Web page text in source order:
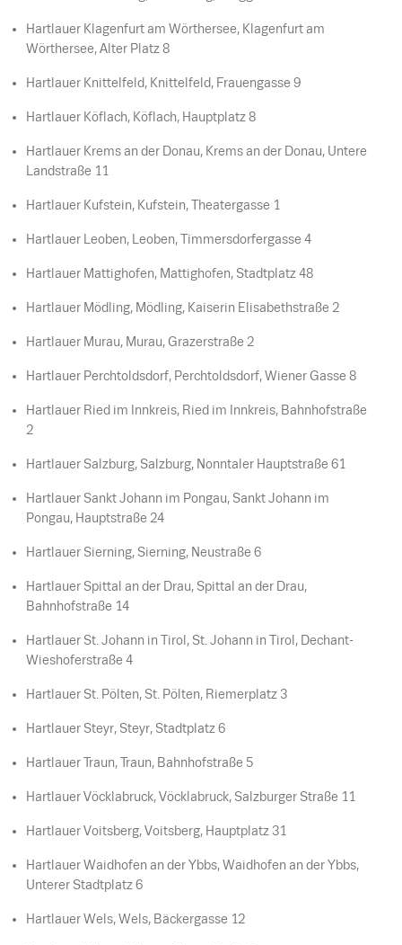
Hartlauer Klagenfurt am Wörthersee, Klagenfurt am
Wörthersee, Alter Platz 8
Hartlauer Knittelfeld, Knittelfeld, Frauengasse 9
Hartlauer Köflach, Köflach, Hauptplatz 8
Hartlauer Krems an der Donau, Krems an der Donau, Untere
Landstraße 11
Hartlauer Kufstein, Kufstein, Theatergasse 1
Hartlauer Leoben, Leoben, Timmersdorfergasse 4
Hartlauer Mattighofen, Mattighofen, Stadtplatz 48
Hartlauer Mödling, Mödling, Kaiserin Elisabethstraße 2
Hartlauer Murau, Murau, Grazerstraße 2
Hartlauer Perchtoldsdorf, Perchtoldsdorf, Wiener Gasse 8
Hartlauer Ried im Innkreis, Ried im Innkreis, Bahnhofstraße
2
Hartlauer Salzburg, Salzburg, Nonntaler Hauptstraße 61
Hartlauer Sankt Johann im Pongau, Sankt Johann im
Pongau, Hauptstraße 24
Hartlauer Sierning, Sierning, Neustraße 6
Hartlauer Spittal an der Drau, Spittal an der Drau,
Bahnhofstraße 14
Hartlauer St. Johann in Tirol, St. Johann in Tirol, Dechant-
Wieshoferstraße 4
Hartlauer St. Pölten, St. Pölten, Riemerplatz 3
Hartlauer Steyr, Steyr, Stadtplatz 6
Hartlauer Traun, Traun, Bahnhofstraße 5
Hartlauer Vöcklabruck, Vöcklabruck, Salzburger Straße 11
Hartlauer Voitsberg, Voitsberg, Hauptplatz 31
Hartlauer Waidhofen an der Ybbs, Waidhofen an der Ybbs,
Unterer Stadtplatz 6
Hartlauer Wels, Wels, Bäckergasse 12